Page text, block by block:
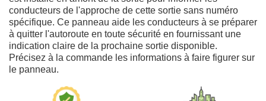
conducteurs de l'approche de cette sortie sans numéro
spécifique. Ce panneau aide les conducteurs à se préparer
à quitter l'autoroute en toute sécurité en fournissant une
indication claire de la prochaine sortie disponible.
Précisez à la commande les informations à faire figurer sur
le panneau.